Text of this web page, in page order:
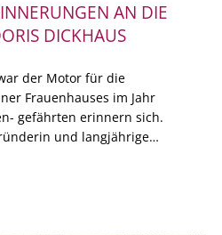
AN DIE
DICKHAUS
der Motor für die
Frauenhauses im Jahr
gefährten erinnern sich.
und langjährige…